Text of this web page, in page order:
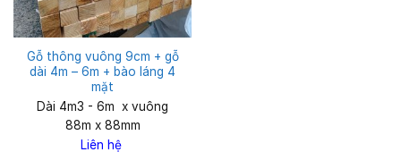
Gỗ thông vuông 9cm + gỗ
dài 4m – 6m + bào láng 4
mặt
Dài 4m3 - 6m x vuông
88m x 88mm
Liên hệ